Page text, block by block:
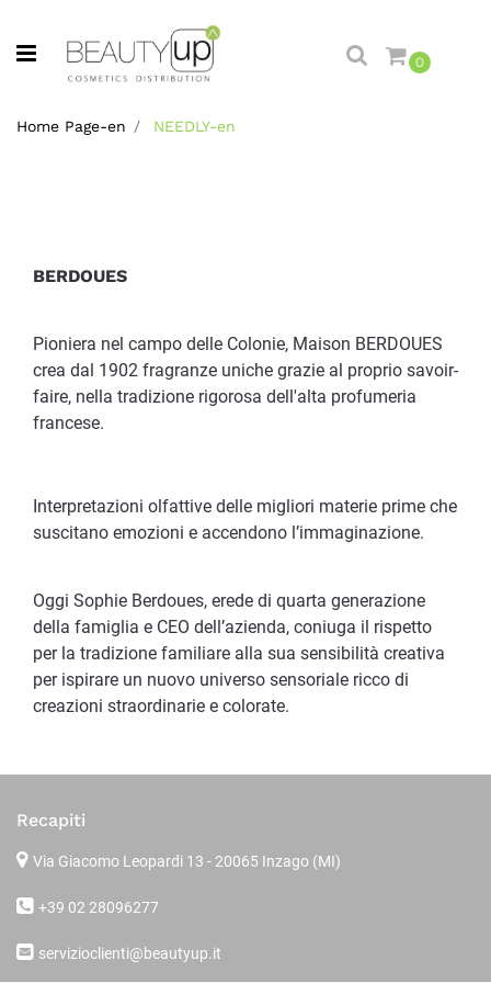
Open menu
0
Home Page-en NEEDLY-en
BERDOUES
Pioniera nel campo delle Colonie, Maison BERDOUES
crea dal 1902 fragranze uniche grazie al proprio savoir-
faire, nella tradizione rigorosa dell'alta profumeria
francese.
Interpretazioni olfattive delle migliori materie prime che
suscitano emozioni e accendono l’immaginazione.
Oggi Sophie Berdoues, erede di quarta generazione
della famiglia e CEO dell’azienda, coniuga il rispetto
per la tradizione familiare alla sua sensibilità creativa
per ispirare un nuovo universo sensoriale ricco di
creazioni straordinarie e colorate.
Recapiti
Via Giacomo Leopardi 13 - 20065 Inzago (MI)
+39 02 28096277
servizioclienti@beautyup.it